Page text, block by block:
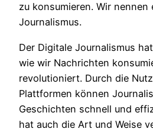
zu konsumieren. Wir nennen
Journalismus.
Der Digitale Journalismus
wie wir Nachrichten
revolutioniert. Durch die
Plattformen können
Geschichten schnell und
hat auch die Art und Weise